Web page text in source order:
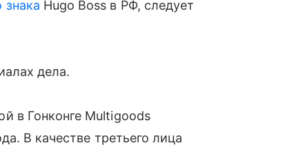
знака Hugo Boss в РФ, следует
дела.
в Гонконге Multigoods
В качестве третьего лица